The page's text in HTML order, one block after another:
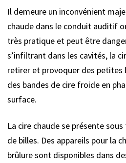
Il demeure un inconvénient
chaude dans le conduit auditif
très pratique et peut être
s’infiltrant dans les cavités, la
retirer et provoquer des petites
des bandes de cire froide en
surface.
La cire chaude se présente
de billes. Des appareils pour la
brûlure sont disponibles dans